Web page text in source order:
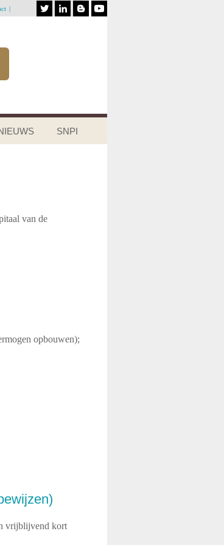
SNPI
van de
opbouwen);
vrijblijvend kort